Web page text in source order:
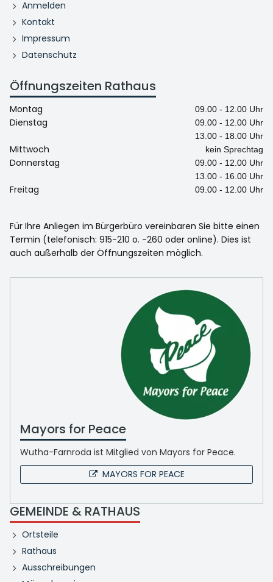
Anmelden
Kontakt
Impressum
Datenschutz
Öffnungszeiten Rathaus
Montag 09.00 - 12.00 Uhr
Dienstag
09.00 - 12.00 Uhr
13.00 - 18.00 Uhr
Mittwoch kein Sprechtag
Donnerstag
09.00 - 12.00 Uhr
13.00 - 16.00 Uhr
Freitag 09.00 - 12.00 Uhr
Für Ihre Anliegen im Bürgerbüro vereinbaren Sie bitte einen
Termin (telefonisch: 915-210 o. -260 oder online). Dies ist
auch außerhalb der Öffnungszeiten möglich.
Mayors for Peace
Wutha-Farnroda ist Mitglied von Mayors for Peace.
MAYORS FOR PEACE
GEMEINDE & RATHAUS
Ortsteile
Rathaus
Ausschreibungen